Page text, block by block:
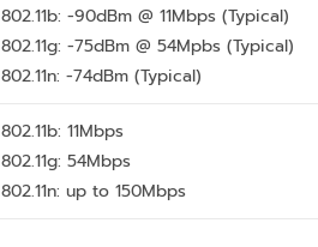
802.11b: -90dBm @ 11Mbps (Typical)
802.11g: -75dBm @ 54Mpbs (Typical)
802.11n: -74dBm (Typical)
802.11b: 11Mbps
802.11g: 54Mbps
802.11n: up to 150Mbps